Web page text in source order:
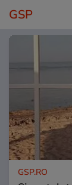
GSP
GSP.RO